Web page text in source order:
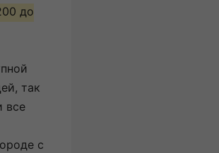
до
так
все
с